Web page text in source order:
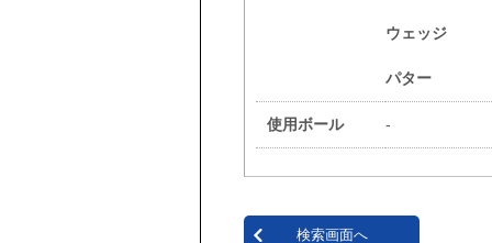
ウェッジ
パター
使用ボール -
検索画面へ